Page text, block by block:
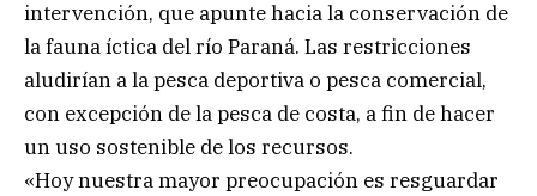
intervención, que apunte hacia la conservación de
la fauna íctica del río Paraná. Las restricciones
aludirían a la pesca deportiva o pesca comercial,
con excepción de la pesca de costa, a fin de hacer
un uso sostenible de los recursos.
«Hoy nuestra mayor preocupación es resguardar